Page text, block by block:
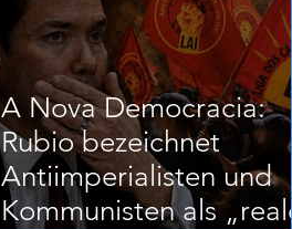
A Nova Democracia:
Rubio bezeichnet
Antiimperialisten und
Kommunisten als „reale